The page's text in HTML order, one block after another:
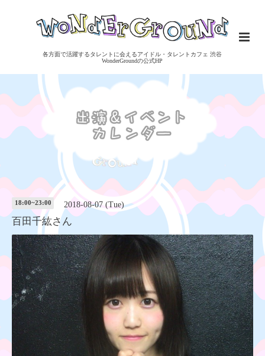
各方面で活躍するタレントに会えるアイドル・タレントカフェ 渋谷
WonderGroundの公式HP
18:00~23:00 2018-08-07 (Tue)
百田千紘さん